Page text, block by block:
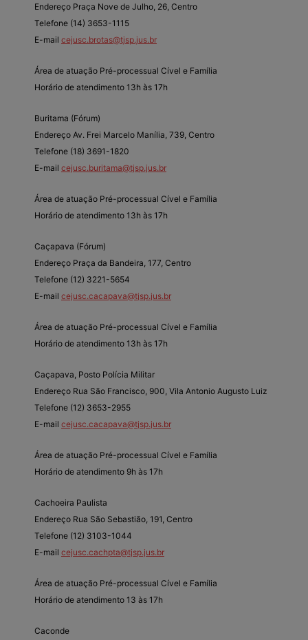
Endereço Praça Nove de Julho, 26, Centro
Telefone (14) 3653-1115
E-mail cejusc.brotas@tjsp.jus.br
Área de atuação Pré-processual Cível e Família
Horário de atendimento 13h às 17h
Buritama (Fórum)
Endereço Av. Frei Marcelo Manília, 739, Centro
Telefone (18) 3691-1820
E-mail cejusc.buritama@tjsp.jus.br
Área de atuação Pré-processual Cível e Família
Horário de atendimento 13h às 17h
Caçapava (Fórum)
Endereço Praça da Bandeira, 177, Centro
Telefone (12) 3221-5654
E-mail cejusc.cacapava@tjsp.jus.br
Área de atuação Pré-processual Cível e Família
Horário de atendimento 13h às 17h
Caçapava, Posto Polícia Militar
Endereço Rua São Francisco, 900, Vila Antonio Augusto Luiz
Telefone (12) 3653-2955
E-mail cejusc.cacapava@tjsp.jus.br
Área de atuação Pré-processual Cível e Família
Horário de atendimento 9h às 17h
Cachoeira Paulista
Endereço Rua São Sebastião, 191, Centro
Telefone (12) 3103-1044
E-mail cejusc.cachpta@tjsp.jus.br
Área de atuação Pré-processual Cível e Família
Horário de atendimento 13 às 17h
Caconde